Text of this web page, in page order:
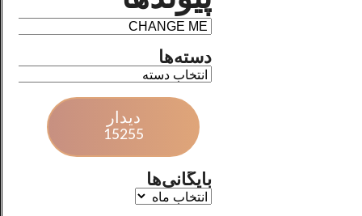
دسته‌ها
دیدار
15255
بایگانی‌ها